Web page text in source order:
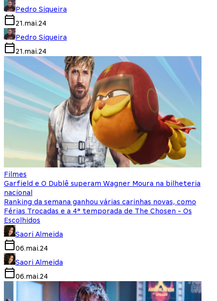
Pedro Siqueira
21.mai.24
Pedro Siqueira
21.mai.24
Filmes
Garfield e O Dublê superam Wagner Moura na bilheteria
nacional
Ranking da semana ganhou várias carinhas novas, como
Férias Trocadas e a 4ª temporada de The Chosen - Os
Escolhidos
Saori Almeida
06.mai.24
Saori Almeida
06.mai.24